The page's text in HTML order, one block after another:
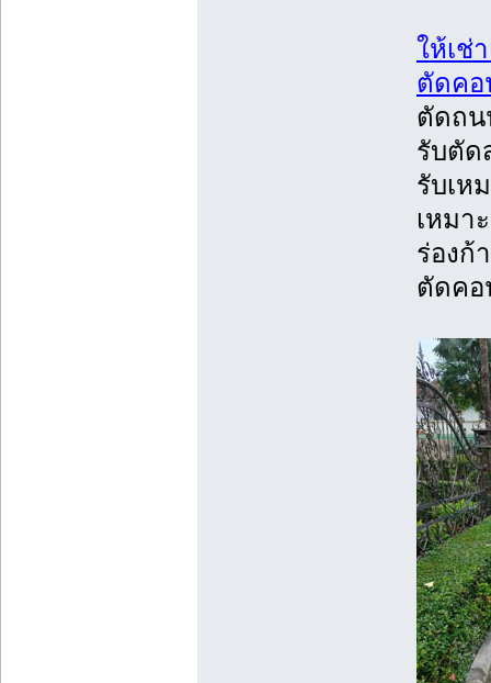
ให้เช่
ตัดคอ
ตัดถน
รับตัด
รับเห
เหมา
ร่องก้
ตัดคอ